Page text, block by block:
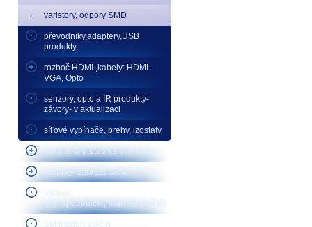
varistory, odpory SMD
převodníky,adaptery,USB
produkty,
rozboč.HDMI ,kabely: HDMI-
VGA, Opto
senzory, opto a IR produkty-
závory- v aktualizaci
síťové vypínače, prehy, izostaty
sluchátka blutooh,sluchátka
Display- zobrazovače.
náhrad
díly-.spotřebiče.,hadice,topná těl.
Sat moduly,čtečky